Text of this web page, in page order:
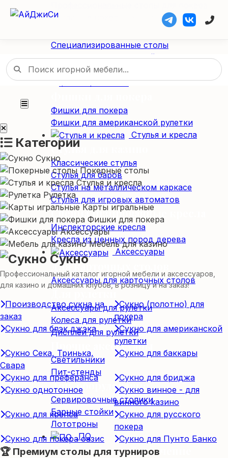
Складные покерные столы
Специализированные столы
Специализированные столы
Столы для американской рулетки
Столы из массива дерева
Фишки / Жетоны
Фишки для покера
Фишки для американской рулетки
Стулья и кресла
Стулья для казино
Классические стулья
Стулья для баров
Стулья на металлическом каркасе
Стулья для игровых автоматов
Специализированные кресла
Инспекторские кресла
Кресла из ценных пород дерева
Аксессуары
Для карточных столов
Аксессуары для карточных столов
Для рулетки
Аксессуары для рулетки
Колеса для рулетки
Дисплеи для рулетки
Прочие аксессуары
Светильники
Пит-стенды
Доп. оборудование
Сервировочные столики
Барные стойки
Лототроны
ПО
Программное обеспечение
Категории
Сукно
Покерные столы
Стулья и кресла
Рулетка
Карты игральные
Фишки для покера
Аксессуары
Мебель для казино
Сукно
Профессиональный каталог игорной мебели и аксессуаров,
для казино и домашних клубов, в розницу и на заказ!
Производство сукна на
заказ
Сукно (полотно) для
покера
Сукно для блэк джэка
Сукно для американской
рулетки
Сукно Сека, Тринька,
Свара
Сукно для баккары
Сукно для преферанса
Сукно для бриджа
Сукно однотонное
Сукно винное - для
винного казино
Сукно для крепса
Сукно для русского
покера
Сукно для покера оазис
Сукно для Пунто Банко
🏆 Премиум столы для турниров